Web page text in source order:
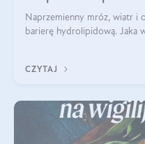
Naprzemienny mróz, wiatr i
barierę hydrolipidową. Jaka
CZYTAJ